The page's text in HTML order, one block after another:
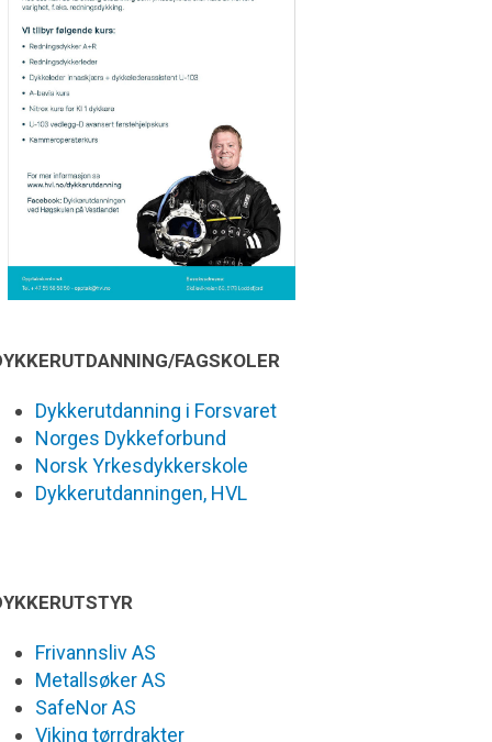
FAGSKOLER
Dykkerutdanning i Forsvaret
Norges Dykkeforbund
Norsk Yrkesdykkerskole
Dykkerutdanningen, HVL
Frivannsliv AS
Metallsøker AS
SafeNor AS
Viking tørrdrakter